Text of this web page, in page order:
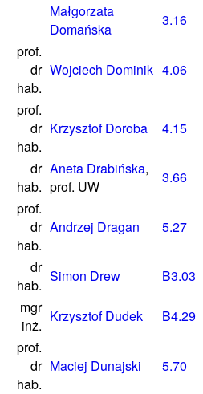
Małgorzata
Domańska
3.16
prof.
dr
hab.
Wojciech Dominik 4.06
prof.
dr
hab.
Krzysztof Doroba 4.15
dr
hab.
Aneta Drabińska,
prof. UW
3.66
prof.
dr
hab.
Andrzej Dragan 5.27
dr
hab.
Simon Drew B3.03
mgr
inż.
Krzysztof Dudek B4.29
prof.
dr
hab.
Maciej Dunajski 5.70